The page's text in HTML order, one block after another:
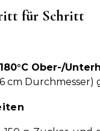
für Schritt
180°C Ober-/
cm